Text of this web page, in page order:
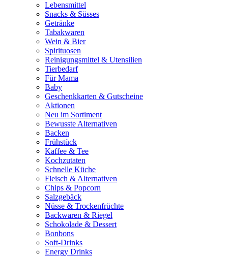
Lebensmittel
Snacks & Süsses
Getränke
Tabakwaren
Wein & Bier
Spirituosen
Reinigungsmittel & Utensilien
Tierbedarf
Für Mama
Baby
Geschenkkarten & Gutscheine
Aktionen
Neu im Sortiment
Bewusste Alternativen
Backen
Frühstück
Kaffee & Tee
Kochzutaten
Schnelle Küche
Fleisch & Alternativen
Chips & Popcorn
Salzgebäck
Nüsse & Trockenfrüchte
Backwaren & Riegel
Schokolade & Dessert
Bonbons
Soft-Drinks
Energy Drinks